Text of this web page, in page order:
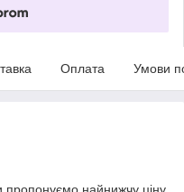
Оплата Умови